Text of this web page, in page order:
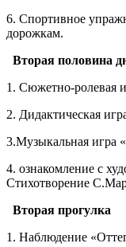
6. Спортивное
дорожкам.
Вторая половина
1. Сюжетно-ролевая
2. Дидактическая
3.Музыкальная игра
4. ознакомление с
Стихотворение
Вторая прогулка
1. Наблюдение